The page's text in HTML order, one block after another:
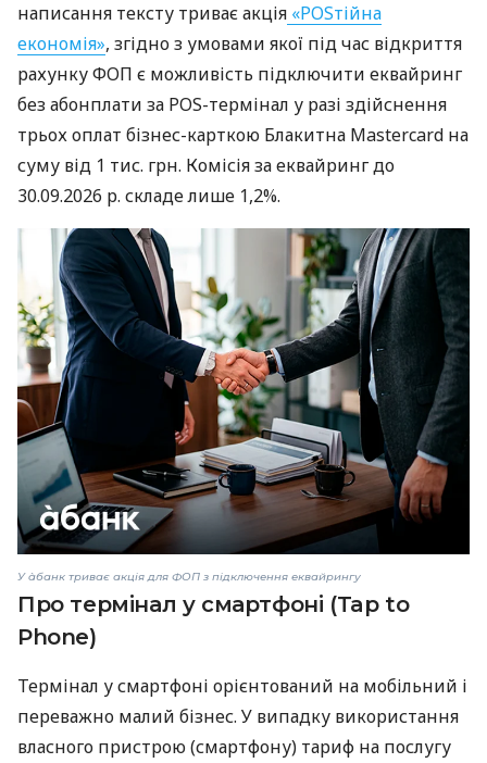
написання тексту триває акція «POSтійна
економія», згідно з умовами якої під час відкриття
рахунку ФОП є можливість підключити еквайринг
без абонплати за POS-термінал у разі здійснення
трьох оплат бізнес-карткою Блакитна Mastercard на
суму від 1 тис. грн. Комісія за еквайринг до
30.09.2026 р. складе лише 1,2%.
У àбанк триває акція для ФОП з підключення еквайрингу
Про термінал у смартфоні (Tap to
Phone)
Термінал у смартфоні орієнтований на мобільний і
переважно малий бізнес. У випадку використання
власного пристрою (смартфону) тариф на послугу